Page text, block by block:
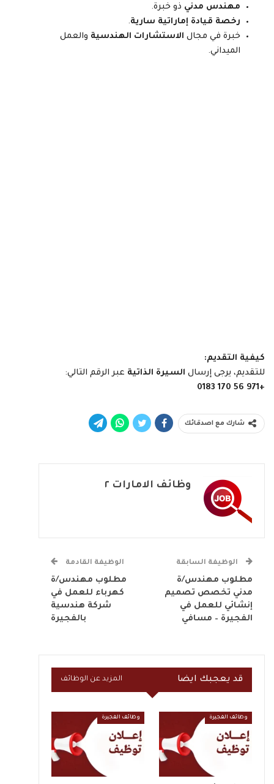
مهندس مدني ذو خبرة.
رخصة قيادة إماراتية سارية.
خبرة في مجال الاستشارات الهندسية والعمل
الميداني.
كيفية التقديم:
للتقديم، يرجى إرسال السيرة الذاتية عبر الرقم التالي:
+971 56 170 0183
شارك مع اصدقائك
وظائف الامارات ٢
الوظيفة السابقة
مطلوب مهندس/ة
مدني تخصص تصميم
إنشائي للعمل في
الفجيرة – مسافي
الوظيفة القادمة
مطلوب مهندس/ة
كهرباء للعمل في
شركة هندسية
بالفجيرة
قد يعجبك ايضا المزيد عن الوظائف
وظائف الفجيرة وظائف الفجيرة